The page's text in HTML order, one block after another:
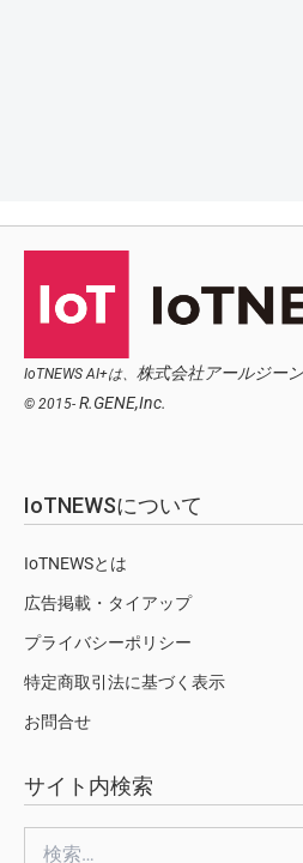
IoTNEWS AI+は、 株式会社アールジーン
© 2015- R.GENE,Inc.
IoTNEWSについて
IoTNEWSとは
広告掲載・タイアップ
プライバシーポリシー
特定商取引法に基づく表示
お問合せ
サイト内検索